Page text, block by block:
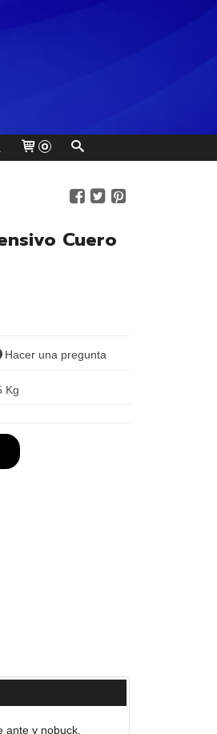
0
Cuero
Hacer una pregunta
Kg
ante y nobuck.